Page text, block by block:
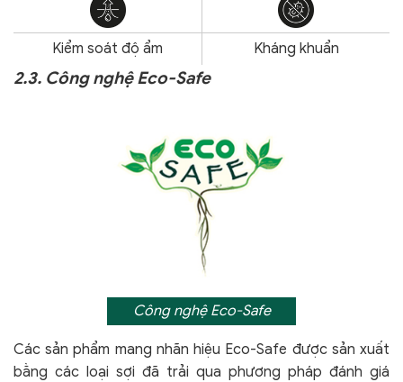
Kiểm soát độ ẩm Kháng khuẩn
2.3. Công nghệ Eco-Safe
Công nghệ Eco-Safe
Các sản phẩm mang nhãn hiệu Eco-Safe được sản xuất
bằng các loại sợi đã trải qua phương pháp đánh giá